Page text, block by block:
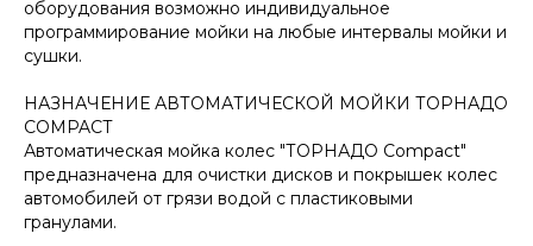
оборудования возможно индивидуальное
программирование мойки на любые интервалы мойки и
сушки.
НАЗНАЧЕНИЕ АВТОМАТИЧЕСКОЙ МОЙКИ ТОРНАДО
COMPACT
Автоматическая мойка колес "ТОРНАДО Compact"
предназначена для очистки дисков и покрышек колес
автомобилей от грязи водой с пластиковыми
гранулами.